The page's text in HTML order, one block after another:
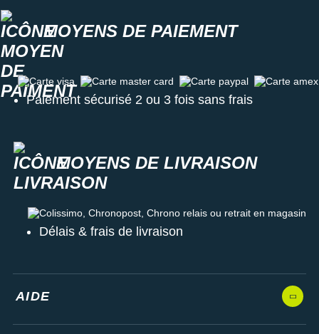
MOYENS DE PAIEMENT
Carte visa Carte master card Carte paypal Carte amex
Paiement sécurisé 2 ou 3 fois sans frais
MOYENS DE LIVRAISON
Colissimo, Chronopost, Chrono relais ou retrait en magasin
Délais & frais de livraison
AIDE